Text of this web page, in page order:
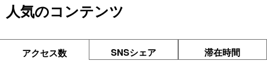
人気のコンテンツ
アクセス数 SNSシェア 滞在時間